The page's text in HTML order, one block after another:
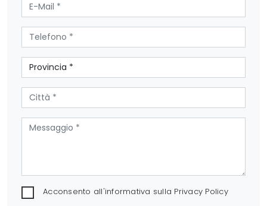
Acconsento all'informativa sulla Privacy Policy